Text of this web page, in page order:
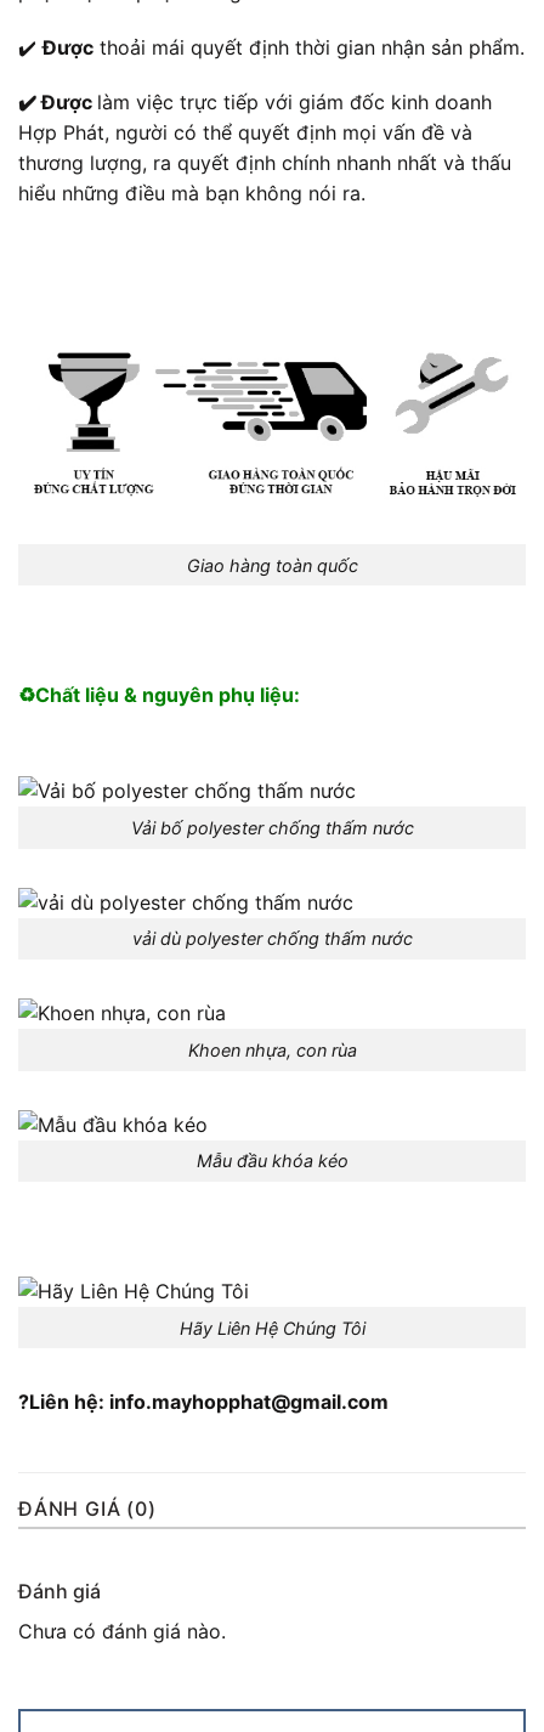
✔️Được thoải mái quyết định thời gian nhận sản phẩm.
✔️ Được làm việc trực tiếp với giám đốc kinh doanh
Hợp Phát, người có thể quyết định mọi vấn đề và
thương lượng, ra quyết định chính nhanh nhất và thấu
hiểu những điều mà bạn không nói ra.
Giao hàng toàn quốc
♻️Chất liệu & nguyên phụ liệu:
Vải bố polyester chống thấm nước
vải dù polyester chống thấm nước
Khoen nhựa, con rùa
Mẫu đầu khóa kéo
Hãy Liên Hệ Chúng Tôi
?Liên hệ: info.mayhopphat@gmail.com
ĐÁNH GIÁ (0)
Đánh giá
Chưa có đánh giá nào.